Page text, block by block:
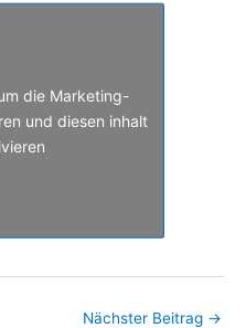
die Marketing-
und diesen inhalt
Nächster Beitrag →